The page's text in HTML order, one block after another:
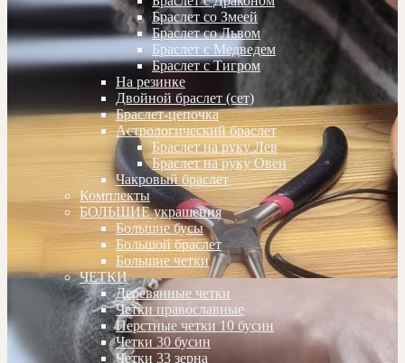
Браслет со Змеей
Браслет со Львом
Браслет с Медведем
Браслет с Тигром
На резинке
Двойной браслет (сет)
Браслет-цепочка
Астрологический браслет
Браслет на руку Лев
Браслет на руку Овен
Чакровый браслет
Комплекты
БОЛЬШИЕ украшения
Большие бусы
Большой браслет
Большие четки
ЧЕТКИ
Деревянные четки
Четки православные
Перстные четки 10 бусин
Четки 30 бусин
Четки 33 зерна